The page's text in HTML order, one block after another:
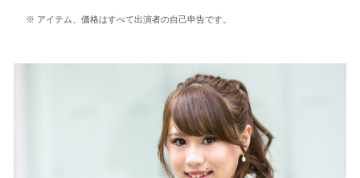
アイテム、価格はすべて出演者の自己申告です。